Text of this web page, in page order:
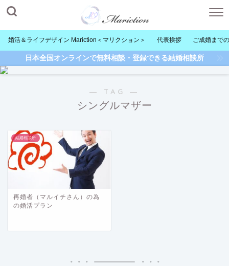
婚活＆ライフデザイン Mariction＜マリクション＞ 代表挨拶 ご成婚まで
日本全国オンラインで無料相談・登録できる結婚相談所
― TAG ―
シングルマザー
結婚相談所
再婚者（マルイチさん）の為
の婚活プラン